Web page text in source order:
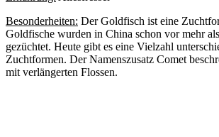
Besonderheiten: Der Goldfisch ist eine
Goldfische wurden in China schon vor mehr
gezüchtet. Heute gibt es eine Vielzahl
Zuchtformen. Der Namenszusatz Comet
mit verlängerten Flossen.